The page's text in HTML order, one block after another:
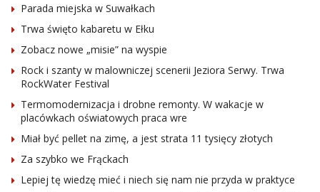
Parada miejska w Suwałkach
Trwa święto kabaretu w Ełku
Zobacz nowe „misie” na wyspie
Rock i szanty w malowniczej scenerii Jeziora Serwy. Trwa
RockWater Festival
Termomodernizacja i drobne remonty. W wakacje w
placówkach oświatowych praca wre
Miał być pellet na zimę, a jest strata 11 tysięcy złotych
Za szybko we Frąckach
Lepiej tę wiedzę mieć i niech się nam nie przyda w praktyce